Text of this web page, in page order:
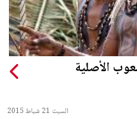
الأصلية
السبت 21 شباط 2015